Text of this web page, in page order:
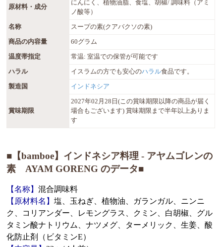
原材料・成分
にんにく、植物油脂、食塩、胡椒/ 調味料（アミ
ノ酸等）
名称 スープの素(クアバクソの素)
商品の内容量 60グラム
温度帯指定 常温: 室温での保管が可能です
ハラル イスラムの方でも安心のハラル食品です。
製造国 インドネシア
賞味期限
2027年02月28日(この賞味期限以降の商品が届く
場合もございます) 賞味期限まで半年以上ありま
す
■【bamboe】インドネシア料理 - アヤムゴレンの
素 AYAM GORENG のデータ■
【名称】混合調味料
【原材料名】塩、玉ねぎ、植物油、ガランガル、ニンニ
ク、コリアンダー、レモングラス、クミン、白胡椒、グル
タミン酸ナトリウム、ナツメグ、ターメリック、生姜、酸
化防止剤（ビタミンE）